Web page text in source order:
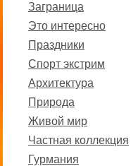
Заграница
Это интересно
Праздники
Спорт экстрим
Архитектура
Природа
Живой мир
Частная коллекция
Гурмания